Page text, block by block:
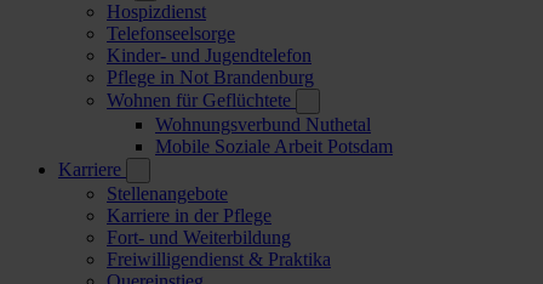
Hospizdienst
Telefonseelsorge
Kinder- und Jugendtelefon
Pflege in Not Brandenburg
Wohnen für Geflüchtete
Wohnungsverbund Nuthetal
Mobile Soziale Arbeit Potsdam
Karriere
Stellenangebote
Karriere in der Pflege
Fort- und Weiterbildung
Freiwilligendienst & Praktika